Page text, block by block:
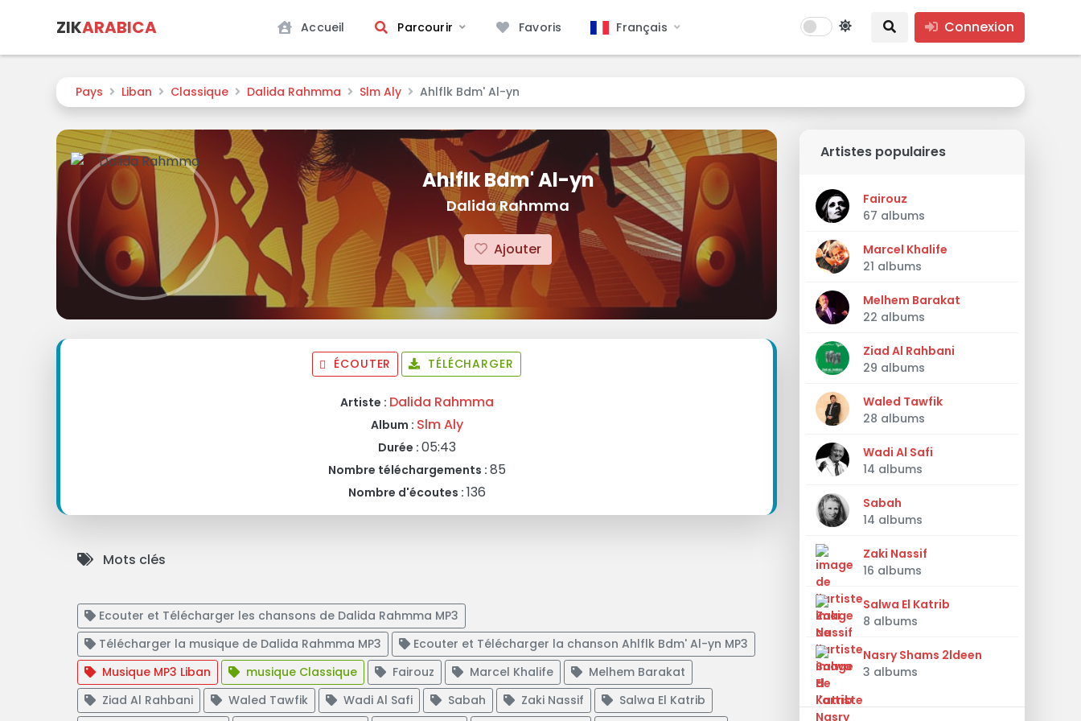
ZIKARABICA Accueil Parcourir Favoris Français Connexion
Pays Liban Classique Dalida Rahmma Slm Aly Ahlflk Bdm' Al-yn
Ahlflk Bdm' Al-yn
Dalida Rahmma
Ajouter
ÉCOUTER TÉLÉCHARGER
Artiste : Dalida Rahmma
Album : Slm Aly
Durée : 05:43
Nombre téléchargements : 85
Nombre d'écoutes : 136
Mots clés
Ecouter et Télécharger les chansons de Dalida Rahmma MP3
Télécharger la musique de Dalida Rahmma MP3
Ecouter et Télécharger la chanson Ahlflk Bdm' Al-yn MP3
Musique MP3 Liban
musique Classique Fairouz Marcel Khalife
Melhem Barakat
Ziad Al Rahbani
Waled Tawfik Wadi Al Safi Sabah Zaki Nassif
Salwa El Katrib
Artistes populaires
Fairouz
67 albums
Marcel Khalife
21 albums
Melhem Barakat
22 albums
Ziad Al Rahbani
29 albums
Waled Tawfik
28 albums
Wadi Al Safi
14 albums
Sabah
14 albums
Zaki Nassif
16 albums
Salwa El Katrib
8 albums
Nasry Shams 2ldeen
3 albums